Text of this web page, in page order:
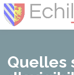
Quelles